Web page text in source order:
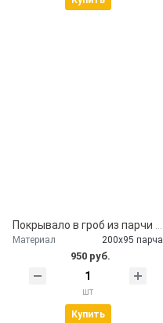
Материал 200х95 парча
950 руб.
шт
Купить